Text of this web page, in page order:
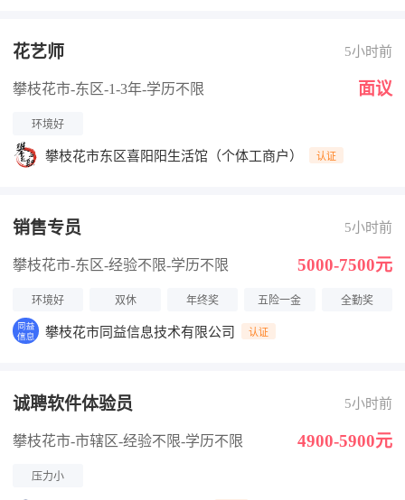
花艺师 5小时前
攀枝花市-东区-1-3年-学历不限 面议
环境好
攀枝花市东区喜阳阳生活馆（个体工商户） 认证
销售专员 5小时前
攀枝花市-东区-经验不限-学历不限 5000-7500元
环境好 双休 年终奖 五险一金 全勤奖
攀枝花市同益信息技术有限公司 认证
诚聘软件体验员 5小时前
攀枝花市-市辖区-经验不限-学历不限 4900-5900元
压力小